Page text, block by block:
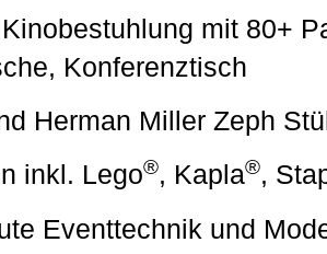
mit 80+
Konferenztisch
Herman Miller Zeph
inkl. Lego®, Kapla®,
Eventtechnik und